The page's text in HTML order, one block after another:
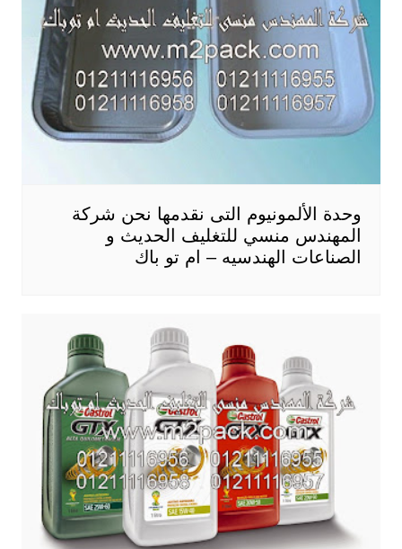
وحدة الألمونيوم التى نقدمها نحن شركة
المهندس منسي للتغليف الحديث و
الصناعات الهندسيه – ام تو باك